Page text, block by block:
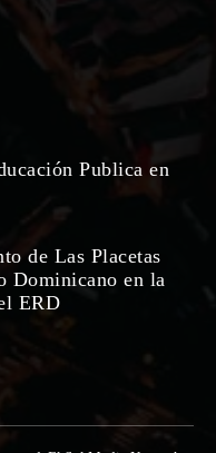
Publica en
de Las Placetas
Dominicano en la
ERD